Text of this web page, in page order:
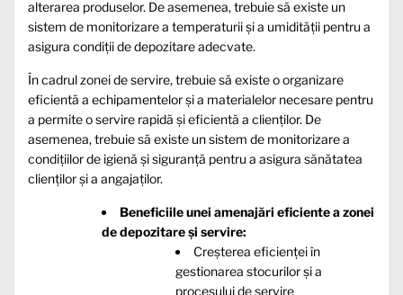
alterarea produselor. De asemenea, trebuie să existe un
sistem de monitorizare a temperaturii și a umidității pentru a
asigura condiții de depozitare adecvate.
În cadrul zonei de servire, trebuie să existe o organizare
eficientă a echipamentelor și a materialelor necesare pentru
a permite o servire rapidă și eficientă a clienților. De
asemenea, trebuie să existe un sistem de monitorizare a
condițiilor de igienă și siguranță pentru a asigura sănătatea
clienților și a angajaților.
Beneficiile unei amenajări eficiente a zonei
de depozitare și servire:
Creșterea eficienței în
gestionarea stocurilor și a
procesului de servire